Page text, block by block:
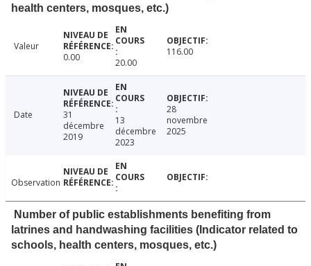
health centers, mosques, etc.)
Valeur
0.00
20.00
116.00
Date
31
décembre
2019
13
décembre
2023
28
novembre
2025
Observation
Number of public establishments benefiting from
latrines and handwashing facilities (Indicator related to
schools, health centers, mosques, etc.)